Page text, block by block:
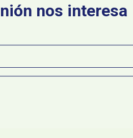
nos interesa